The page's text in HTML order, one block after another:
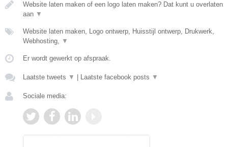
Website laten maken of een logo laten maken? Dat kunt u overlaten
aan ▼
Website laten maken, Logo ontwerp, Huisstijl ontwerp, Drukwerk,
Webhosting, ▼
Er wordt gewerkt op afspraak.
Laatste tweets ▼ Laatste facebook posts ▼
Sociale media: